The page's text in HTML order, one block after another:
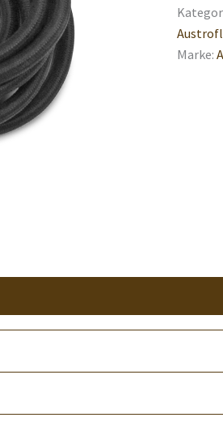
Marke: